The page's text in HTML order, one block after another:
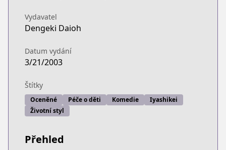
Vydavatel
Dengeki Daioh
Datum vydání
3/21/2003
Štítky
Oceněné Péče o děti Komedie
Iyashikei
Životní styl
Přehled